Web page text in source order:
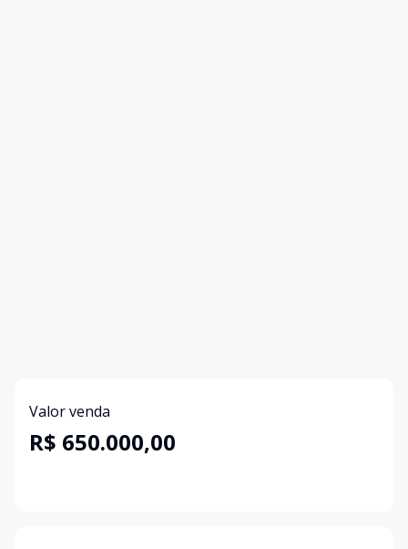
Valor venda
R$ 650.000,00